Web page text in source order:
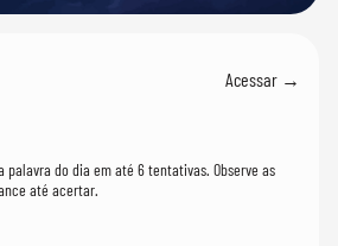
Acessar →
palavra do dia em até 6 tentativas. Observe as
até acertar.